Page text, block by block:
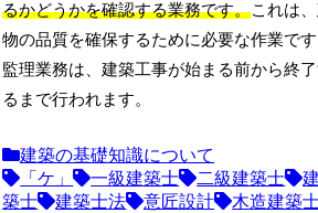
るかどうかを確認する業務です。これは
物の品質を確保するために必要な作業です
監理業務は、建築工事が始まる前から終
るまで行われます。
建築の基礎知識について
「ケ」
一級建築士 二級建築士
建
築士
建築士法 意匠設計
木造建築